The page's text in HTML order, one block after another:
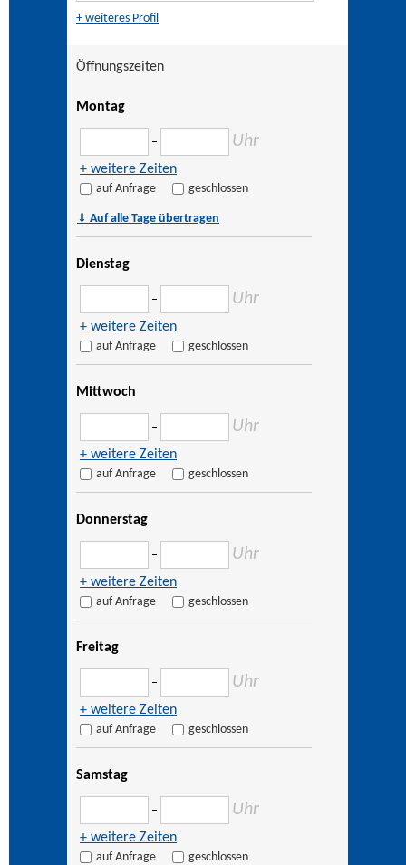
+ weiteres Profil
Öffnungszeiten
Montag
– Uhr
+ weitere Zeiten
auf Anfrage geschlossen
⇓ Auf alle Tage übertragen
Dienstag
– Uhr
+ weitere Zeiten
auf Anfrage geschlossen
Mittwoch
– Uhr
+ weitere Zeiten
auf Anfrage geschlossen
Donnerstag
– Uhr
+ weitere Zeiten
auf Anfrage geschlossen
Freitag
– Uhr
+ weitere Zeiten
auf Anfrage geschlossen
Samstag
– Uhr
+ weitere Zeiten
auf Anfrage geschlossen